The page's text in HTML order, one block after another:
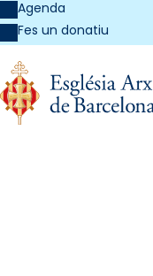
Agenda
Fes un donatiu